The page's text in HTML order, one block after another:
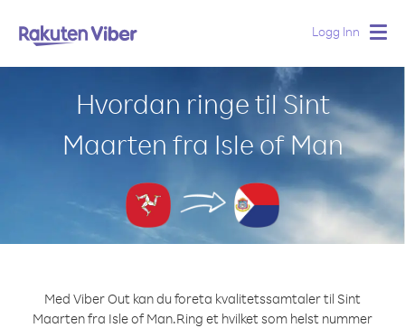
Logg Inn
Hvordan ringe til Sint
Maarten fra Isle of Man
Med Viber Out kan du foreta kvalitetssamtaler til Sint
Maarten fra Isle of Man.Ring et hvilket som helst nummer